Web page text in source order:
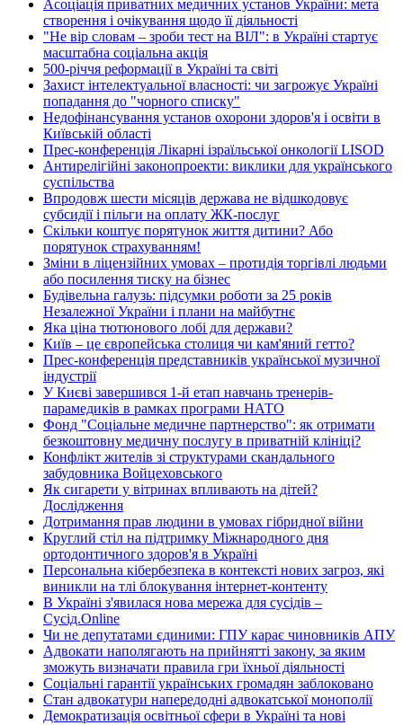
Асоціація приватних медичних установ України: мета
створення і очікування щодо її діяльності
"Не вір словам – зроби тест на ВІЛ": в Україні стартує
масштабна соціальна акція
500-річчя реформації в Україні та світі
Захист інтелектуальної власності: чи загрожує Україні
попадання до "чорного списку"
Недофінансування установ охорони здоров'я і освіти в
Київській області
Прес-конференція Лікарні ізраїльської онкології LISOD
Антирелігійні законопроекти: виклики для українського
суспільства
Впродовж шести місяців держава не відшкодовує
субсидії і пільги на оплату ЖК-послуг
Скільки коштує порятунок життя дитини? Або
порятунок страхуванням!
Зміни в ліцензійних умовах – протидія торгівлі людьми
або посилення тиску на бізнес
Будівельна галузь: підсумки роботи за 25 років
Незалежної України і плани на майбутнє
Яка ціна тютюнового лобі для держави?
Київ – це європейська столиця чи кам'яний гетто?
Прес-конференція представників української музичної
індустрії
У Києві завершився 1-й етап навчань тренерів-
парамедиків в рамках програми НАТО
Фонд "Соціальне медичне партнерство": як отримати
безкоштовну медичну послугу в приватній клініці?
Конфлікт жителів зі структурами скандального
забудовника Войцеховського
Як сигарети у вітринах впливають на дітей?
Дослідження
Дотримання прав людини в умовах гібридної війни
Круглий стіл на підтримку Міжнародного дня
ортодонтичного здоров'я в Україні
Персональна кібербезпека в контексті нових загроз, які
виникли на тлі блокування інтернет-контенту
В Україні з'явилася нова мережа для сусідів –
Сусід.Online
Чи не депутатами єдиними: ГПУ карає чиновників АПУ
Адвокати наполягають на прийнятті закону, за яким
зможуть визначати правила гри їхньої діяльності
Соціальні гарантії українських громадян заблоковано
Стан адвокатури напередодні адвокатської монополії
Демократизація освітньої сфери в Україні та нові